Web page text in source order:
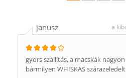
janusz a
gyors szállítás, a macskák
bármilyen WHISKAS szárazeledelt